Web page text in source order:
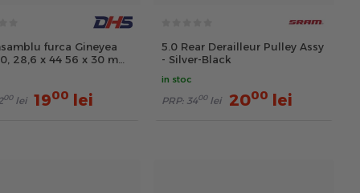
furca Gineyea
28,6 x 44 56 x 30 mm,
00 lei 1900 lei
5.0 Rear Derailleur Pulley Assy
- Silver-Black
in stoc
PRP: 3400 lei 2000 lei